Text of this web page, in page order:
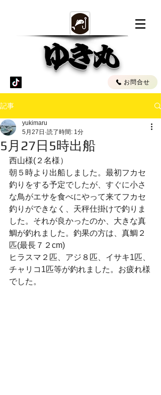
ゆき丸
お問合せ
記事
5月27日5時出船
yukimaru
5月27日 読了時間: 1分
西山様(２名様）
朝５時より出船しました。最初フカセ
釣りをする予定でしたが、すぐに小さ
な鳥がエサを食べにやって来てフカセ
釣りができなく、天秤仕掛けで釣りま
した。それが良かったのか、大きな真
鯛が釣れました。釣果の方は、真鯛２
匹(最長７２cm)
ヒラスマ２匹、アジ８匹、イサキ1匹、
チャリコ1匹等が釣れました。お疲れ様
でした。